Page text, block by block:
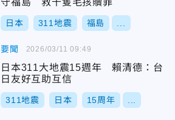
守福島 救千隻毛孩贖罪
日本 311地震 福島
要聞
日本311大地震15週年 賴清德：台
日友好互助互信
311地震 日本 15周年
2026/03/11 09:49